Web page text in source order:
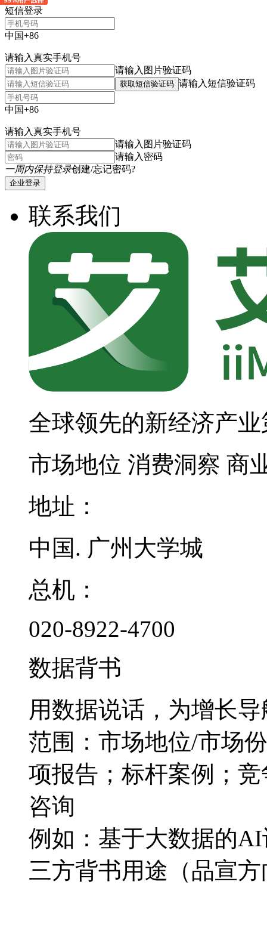
短信登录
中国+86
请输入真实手机号
请输入图片验证码
获取短信验证码 请输入短信验证码
中国+86
请输入真实手机号
请输入图片验证码
请输入密码
一周内保持登录创建/忘记密码?
企业登录
联系我们
全球领先的新经济产
市场地位 消费洞察 商
地址：
中国. 广州大学城
总机：
020-8922-4700
数据背书
用数据说话，为增长导
范围：市场地位/市场
项报告；标杆案例；
咨询
例如：基于大数据的
三方背书用途（品宣